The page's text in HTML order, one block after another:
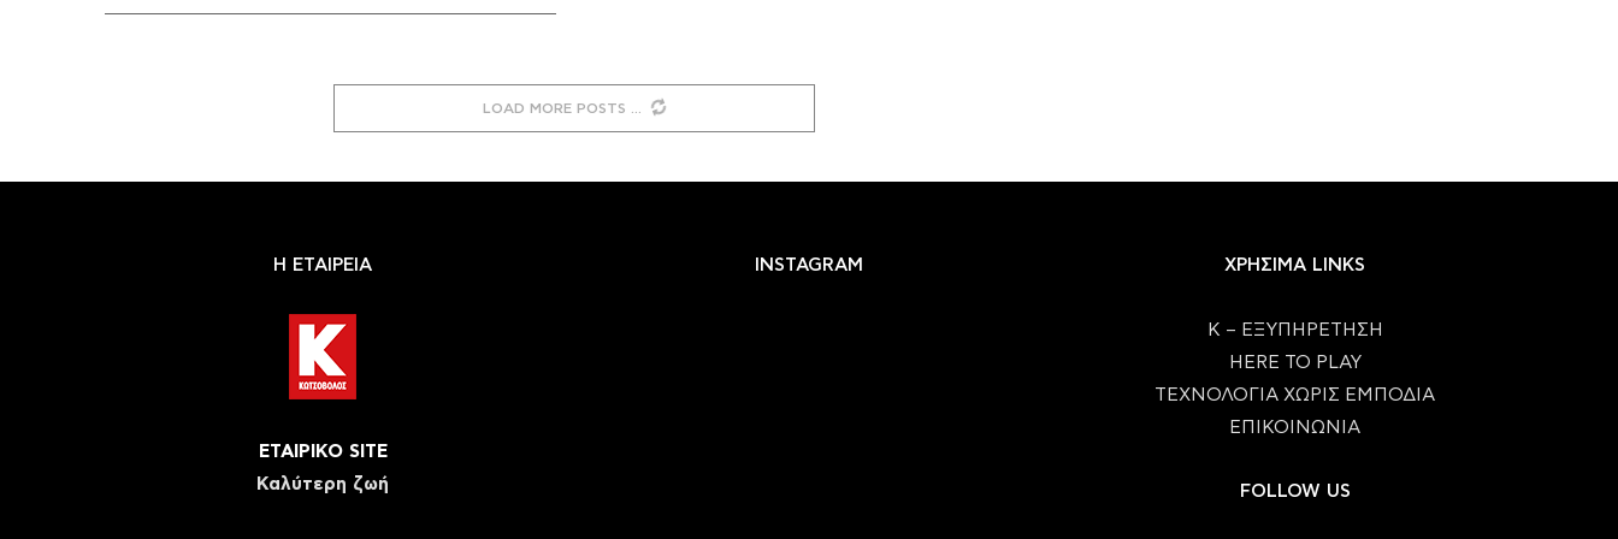
LOAD MORE POSTS
Η ΕΤΑΙΡΕΙΑ
ΕΤΑΙΡΙΚΟ SITE
Καλύτερη ζωή
INSTAGRAM ΧΡΗΣΙΜΑ LINKS
Κ – ΕΞΥΠΗΡΕΤΗΣΗ
HERE TO PLAY
ΤΕΧΝΟΛΟΓΙΑ ΧΩΡΙΣ ΕΜΠΟΔΙΑ
ΕΠΙΚΟΙΝΩΝΙΑ
FOLLOW US